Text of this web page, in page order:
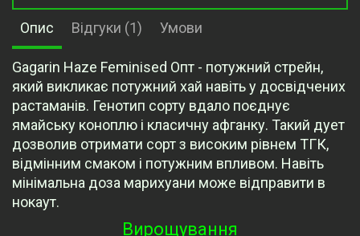
Опис Відгуки (1) Умови
Gagarin Haze Feminised Опт - потужний стрейн,
який викликає потужний хай навіть у досвідчених
растаманів. Генотип сорту вдало поєднує
ямайську коноплю і класичну афганку. Такий дует
дозволив отримати сорт з високим рівнем ТГК,
відмінним смаком і потужним впливом. Навіть
мінімальна доза марихуани може відправити в
нокаут.
Вирощування